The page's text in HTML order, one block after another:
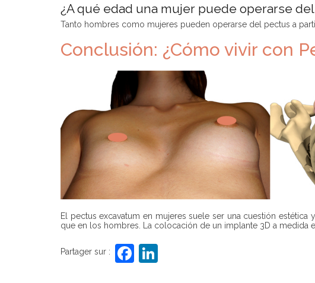
¿A qué edad una mujer puede operarse
Tanto hombres como mujeres pueden operarse del pectus a
Conclusión: ¿Cómo vivir con
El pectus excavatum en mujeres suele ser una cuestión
que en los hombres. La colocación de un implante 3D a medida
Partager sur :
F
a